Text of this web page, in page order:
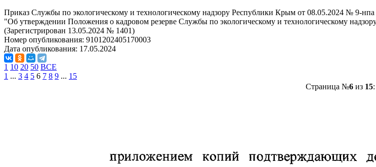
Приказ Службы по экологическому и технологическому надзору Республики Крым от 08.05.2024 № 9-нпа
"Об утверждении Положения о кадровом резерве Службы по экологическому и технологическому
(Зарегистрирован 13.05.2024 № 1401)
Номер опубликования: 9101202405170003
Дата опубликования: 17.05.2024
1 10 20 50 ВСЕ
1 ... 3 4 5 6 7 8 9 ... 15
Страница №6из 15: